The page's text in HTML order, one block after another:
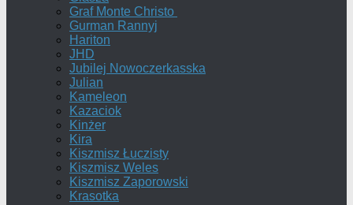
Graf Monte Christo
Gurman Rannyj
Hariton
JHD
Jubilej Nowoczerkasska
Julian
Kameleon
Kazaciok
Kinżer
Kira
Kiszmisz Łuczisty
Kiszmisz Weles
Kiszmisz Zaporowski
Krasotka